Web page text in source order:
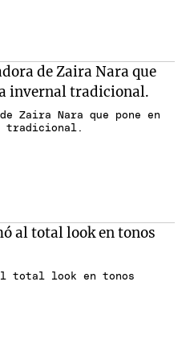
Zaira Nara que pone en
tradicional.
total look en tonos